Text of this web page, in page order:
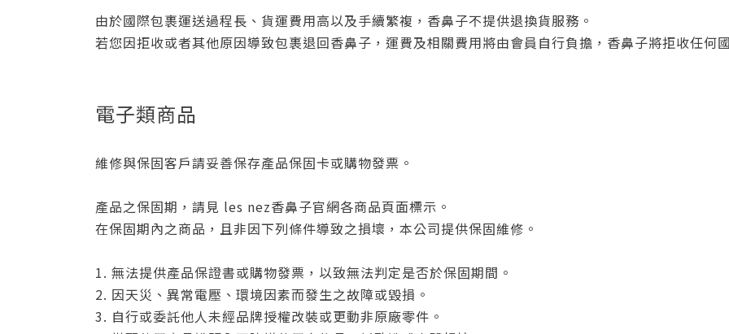
由於國際包裹運送過程長、貨運費用高以及手續繁複，香鼻子不提供退換貨服務。
若您因拒收或者其他原因導致包裹退回香鼻子，運費及相關費用將由會員自行負擔，香鼻子將拒收任何
電子類商品
維修與保固客戶請妥善保存產品保固卡或購物發票。
產品之保固期，請見 les nez香鼻子官網各商品頁面標示。
在保固期內之商品，且非因下列條件導致之損壞，本公司提供保固維修。
1. 無法提供產品保證書或購物發票，以致無法判定是否於保固期間。
2. 因天災、異常電壓、環境因素而發生之故障或毀損。
3. 自行或委託他人未經品牌授權改裝或更動非原廠零件。